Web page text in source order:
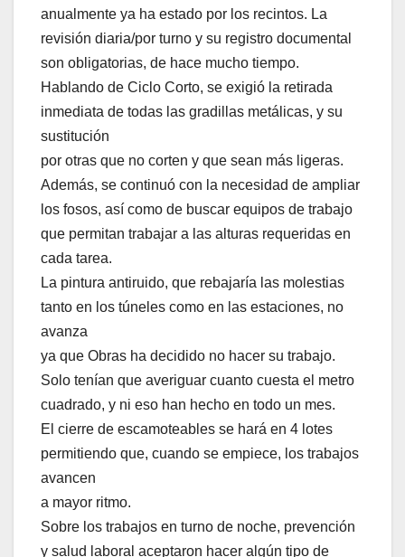
anualmente ya ha estado por los recintos. La
revisión diaria/por turno y su registro documental
son obligatorias, de hace mucho tiempo.
Hablando de Ciclo Corto, se exigió la retirada
inmediata de todas las gradillas metálicas, y su
sustitución
por otras que no corten y que sean más ligeras.
Además, se continuó con la necesidad de ampliar
los fosos, así como de buscar equipos de trabajo
que permitan trabajar a las alturas requeridas en
cada tarea.
La pintura antiruido, que rebajaría las molestias
tanto en los túneles como en las estaciones, no
avanza
ya que Obras ha decidido no hacer su trabajo.
Solo tenían que averiguar cuanto cuesta el metro
cuadrado, y ni eso han hecho en todo un mes.
El cierre de escamoteables se hará en 4 lotes
permitiendo que, cuando se empiece, los trabajos
avancen
a mayor ritmo.
Sobre los trabajos en turno de noche, prevención
y salud laboral aceptaron hacer algún tipo de